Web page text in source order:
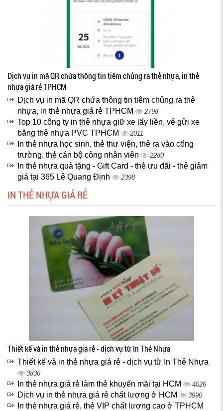
Dịch vụ in mã QR chứa thông tin tiêm chủng ra thẻ nhựa, in thẻ
nhựa giá rẻ TPHCM
Dịch vụ in mã QR chứa thông tin tiêm chủng ra thẻ
nhựa, in thẻ nhựa giá rẻ TPHCM
2798
Top 10 công ty in thẻ nhựa giữ xe lấy liền, vé gửi xe
bằng thẻ nhựa PVC TPHCM
2011
In thẻ nhựa học sinh, thẻ thư viện, thẻ ra vào cổng
trường, thẻ cán bộ công nhân viên
2280
In thẻ nhựa quà tặng - Gift Card - thẻ ưu đãi - thẻ giảm
giá tại 365 Lê Quang Định
2398
IN THẺ NHỰA GIÁ RẺ
Thiết kế và in thẻ nhựa giá rẻ - dịch vụ từ In Thẻ Nhựa
Thiết kế và in thẻ nhựa giá rẻ - dịch vụ từ In Thẻ Nhựa
3836
In thẻ nhựa giá rẻ làm thẻ khuyến mãi tại HCM 4026
Dịch vụ in thẻ nhựa giá rẻ chất lượng ở HCM 3990
In thẻ nhựa giá rẻ, thẻ VIP chất lượng cao ở TPHCM